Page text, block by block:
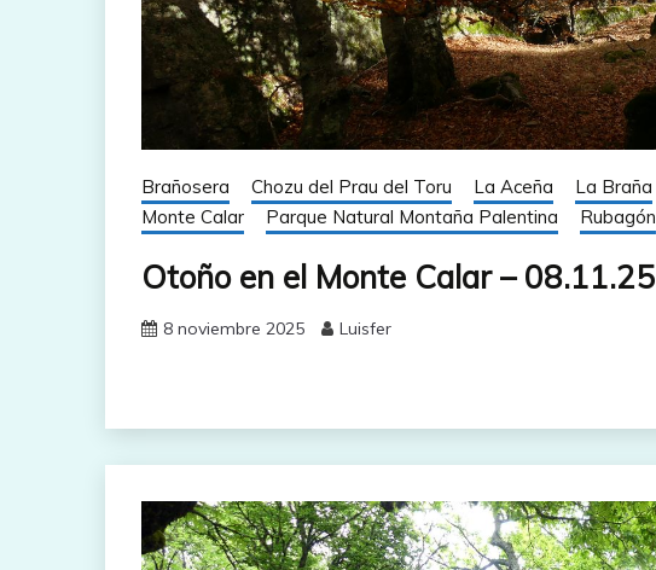
Brañosera Chozu del Prau del Toru La Aceña La Braña
Monte Calar
Parque Natural Montaña Palentina Rubagón
Otoño en el Monte Calar – 08.11.25
8 noviembre 2025 Luisfer